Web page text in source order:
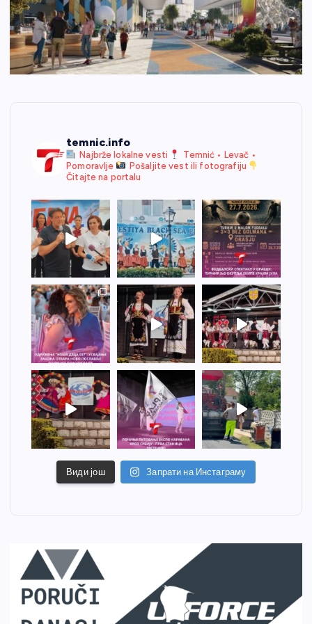
temnic.info
Najbrže lokalne vesti
Temnić • Levač •
Pomoravlje
Pošaljite vest ili fotografiju
Čitajte na portalu
Види још Запрати на Инстаграму